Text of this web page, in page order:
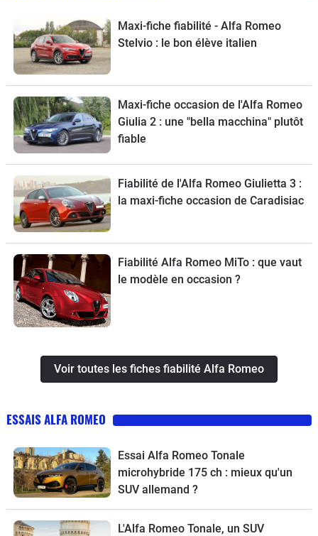
Maxi-fiche fiabilité - Alfa Romeo
Stelvio : le bon élève italien
Maxi-fiche occasion de l'Alfa Romeo
Giulia 2 : une "bella macchina" plutôt
fiable
Fiabilité de l'Alfa Romeo Giulietta 3 :
la maxi-fiche occasion de Caradisiac
Fiabilité Alfa Romeo MiTo : que vaut
le modèle en occasion ?
Voir toutes les fiches fiabilité Alfa Romeo
ESSAIS ALFA ROMEO
Essai Alfa Romeo Tonale
microhybride 175 ch : mieux qu'un
SUV allemand ?
L'Alfa Romeo Tonale, un SUV